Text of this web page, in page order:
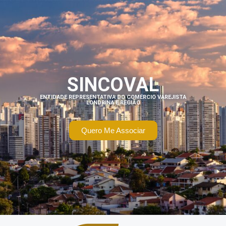
SINCOVAL
ENTIDADE REPRESENTATIVA DO COMÉRCIO VAREJISTA
LONDRINA E REGIÃO
Quero Me Associar